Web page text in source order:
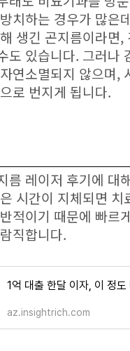
치하는 경우가 많은
생긴 곤지름이라면,
도 있습니다. 그러나
연소멸되지 않으며,
로 번지게 됩니다.
름 레이저 후기에 대
시간이 지체되면 치
적이기 때문에 빠르
직합니다.
1억 대출 한달 이자, 이 정도
az.insightrich.com